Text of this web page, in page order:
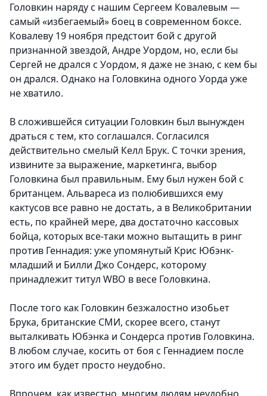
Головкин наряду с нашим Сергеем Ковалевым —
самый «избегаемый» боец в современном боксе.
Ковалеву 19 ноября предстоит бой с другой
признанной звездой, Андре Уордом, но, если бы
Сергей не дрался с Уордом, я даже не знаю, с кем бы
он дрался. Однако на Головкина одного Уорда уже
не хватило.
В сложившейся ситуации Головкин был вынужден
драться с тем, кто соглашался. Согласился
действительно смелый Келл Брук. С точки зрения,
извините за выражение, маркетинга, выбор
Головкина был правильным. Ему был нужен бой с
британцем. Альвареса из полюбившихся ему
кактусов все равно не достать, а в Великобритании
есть, по крайней мере, два достаточно кассовых
бойца, которых все-таки можно вытащить в ринг
против Геннадия: уже упомянутый Крис Юбэнк-
младший и Билли Джо Сондерс, которому
принадлежит титул WBO в весе Головкина.
После того как Головкин безжалостно изобьет
Брука, британские СМИ, скорее всего, станут
выталкивать Юбэнка и Сондерса против Головкина.
В любом случае, косить от боя с Геннадием после
этого им будет просто неудобно.